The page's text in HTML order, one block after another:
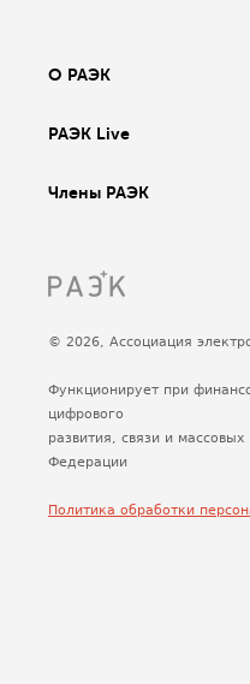
О РАЭК
РАЭК Live
Члены РАЭК
© 2026, Ассоциация
Функционирует при
цифрового
развития, связи и
Федерации
Политика обработки